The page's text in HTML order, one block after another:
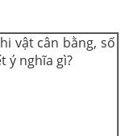
vật cân bằng, số
ý nghĩa gì?